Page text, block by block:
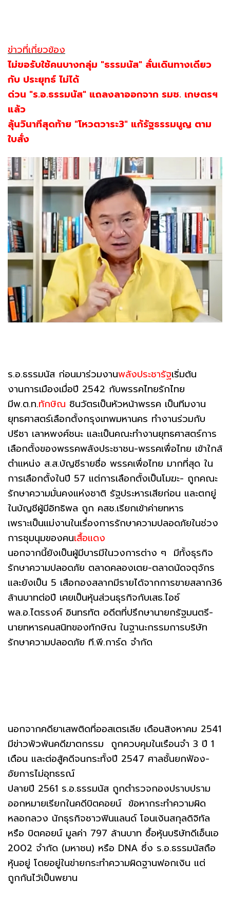
ข่าวที่เกี่ยวข้อง
ไม่ขอรับใช้คนบางกลุ่ม "ธรรมนัส" ลั่นเดินทางเดียว
กับ ประยุทธ์ ไม่ได้
ด่วน "ร.อ.ธรรมนัส" แถลงลาออกจาก รมช. เกษตรฯ
แล้ว
ลุ้นวินาทีสุดท้าย "โหวตวาระ3" แก้รัฐธรรมนูญ ตาม
ใบสั่ง
ร.อ.ธรรมนัส ก่อนมาร่วมงานพลังประชารัฐเริ่มต้น
งานการเมืองเมื่อปี 2542 กับพรรคไทยรักไทย
มีพ.ต.ท.ทักษิณ ชินวัตรเป็นหัวหน้าพรรค เป็นทีมงาน
ยุทธศาสตร์เลือกตั้งกรุงเทพมหานคร ทำงานร่วมกับ
ปรีชา เลาหพงศ์ชนะ และเป็นคณะทำงานยุทธศาสตร์การ
เลือกตั้งของพรรคพลังประชาชน-พรรคเพื่อไทย เข้าใกล้
ตำแหน่ง ส.ส.บัญชีรายชื่อ พรรคเพื่อไทย มากที่สุด ใน
การเลือกตั้งในปี 57 แต่การเลือกตั้งเป็นโมฆะ- ถูกคณะ
รักษาความมั่นคงแห่งชาติ รัฐประหารเสียก่อน และตกยู่
ในบัญชีผู้มีอิทธิพล ถูก คสช.เรียกเข้าค่ายทหาร
เพราะเป็นแม่งานในเรื่องการรักษาความปลอดภัยในช่วง
การชุมนุมของคนเสื้อแดง
นอกจากนี้ยังเป็นผู้มีบารมีในวงการต่าง ๆ มีทั้งธุรกิจ
รักษาความปลอดภัย ตลาดคลองเตย-ตลาดนัดจตุจักร
และยังเป็น 5 เสือกองสลากมีรายได้จากการขายสลาก36
ล้านบาทต่อปี เคยเป็นหุ้นส่วนธุรกิจกับเสธ.ไอซ์
พล.อ.ไตรรงค์ อินทรทัต อดีตที่ปรึกษานายกรัฐมนตรี-
นายทหารคนสนิทของทักษิณ ในฐานะกรรมการบริษัท
รักษาความปลอดภัย ที.พี.การ์ด จำกัด
นอกจากคดียาเสพติดที่ออสเตรเลีย เดือนสิงหาคม 2541
มีข่าวพัวพันคดีฆาตกรรม ถูกควบคุมในเรือนจำ 3 ปี 1
เดือน และต่อสู้คดีจนกระทั้งปี 2547 ศาลชั้นยกฟ้อง-
อัยการไม่อุทธรณ์
ปลายปี 2561 ร.อ.ธรรมนัส ถูกตำรวจกองปราบปราม
ออกหมายเรียกในคดีบิตคอยน์ ข้อหากระทำความผิด
หลอกลวง นักธุรกิจชาวฟินแลนด์ โอนเงินสกุลดิจิทัล
หรือ บิตคอยน์ มูลค่า 797 ล้านบาท ซื้อหุ้นบริษัทดีเอ็นเอ
2002 จำกัด (มหาชน) หรือ DNA ซึ่ง ร.อ.ธรรมนัสถือ
หุ้นอยู่ โดยอยู่ในข่ายกระทำความผิดฐานฟอกเงิน แต่
ถูกกันไว้เป็นพยาน